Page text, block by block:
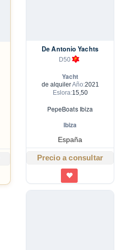
De Antonio Yachts
D50
Yacht
de alquilerAño:2021
Eslora:15,50
PepeBoats Ibiza
Ibiza
España
Precio a consultar